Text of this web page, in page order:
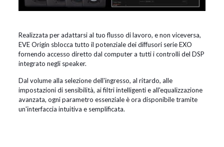
Realizzata per adattarsi al tuo flusso di lavoro, e non viceversa,
EVE Origin sblocca tutto il potenziale dei diffusori serie EXO
fornendo accesso diretto dal computer a tutti i controlli del DSP
integrato negli speaker.
Dal volume alla selezione dell'ingresso, al ritardo, alle
impostazioni di sensibilità, ai filtri intelligenti e all'equalizzazione
avanzata, ogni parametro essenziale è ora disponibile tramite
un'interfaccia intuitiva e semplificata.